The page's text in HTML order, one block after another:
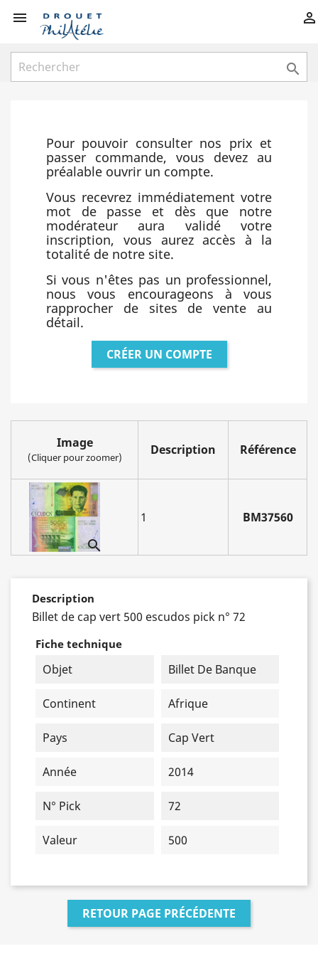
 

Pour pouvoir consulter nos prix et
passer commande, vous devez au
préalable ouvrir un compte.
Vous recevrez immédiatement votre
mot de passe et dès que notre
modérateur aura validé votre
inscription, vous aurez accès à la
totalité de notre site.
Si vous n'êtes pas un professionnel,
nous vous encourageons à vous
rapprocher de sites de vente au
détail.
CRÉER UN COMPTE
Image
(Cliquer pour zoomer) Description Référence

1 BM37560
Description
Billet de cap vert 500 escudos pick n° 72
Fiche technique
Objet Billet De Banque
Continent Afrique
Pays Cap Vert
Année 2014
N° Pick 72
Valeur 500
RETOUR PAGE PRÉCÉDENTE